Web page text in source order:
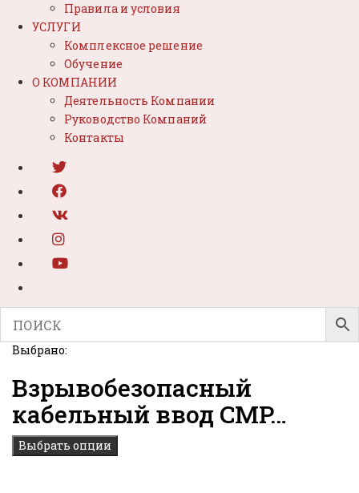
Правила и условия
УСЛУГИ
Комплексное решение
Обучение
О КОМПАНИИ
Деятельность Компании
Руководство Компаний
Контакты
Выбрано:
Взрывобезопасный
кабельный ввод CMP…
Выбрать опции